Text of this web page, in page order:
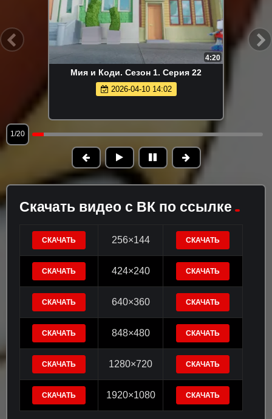
4:20
Мия и Коди. Сезон 1. Серия 22
2026-04-10 14:02
1/20
Скачать видео с ВК по ссылке
СКАЧАТЬ 256×144 СКАЧАТЬ
СКАЧАТЬ 424×240 СКАЧАТЬ
СКАЧАТЬ 640×360 СКАЧАТЬ
СКАЧАТЬ 848×480 СКАЧАТЬ
СКАЧАТЬ 1280×720 СКАЧАТЬ
СКАЧАТЬ 1920×1080 СКАЧАТЬ